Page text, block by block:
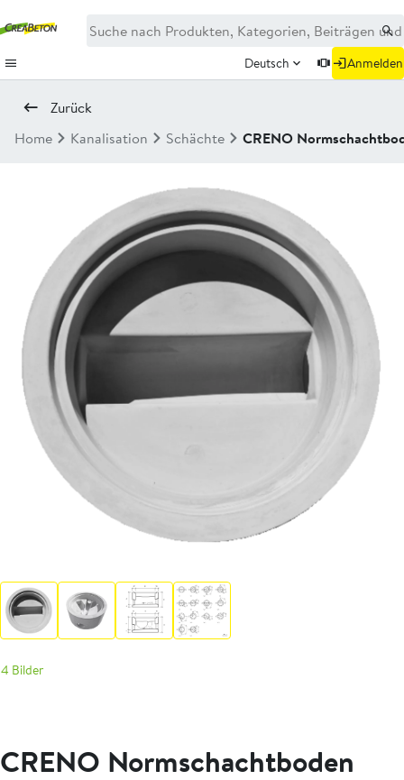
Deutsch Anmelden
Zurück
Home
Kanalisation Schächte CRENO
4 Bilder
CRENO Normschachtboden